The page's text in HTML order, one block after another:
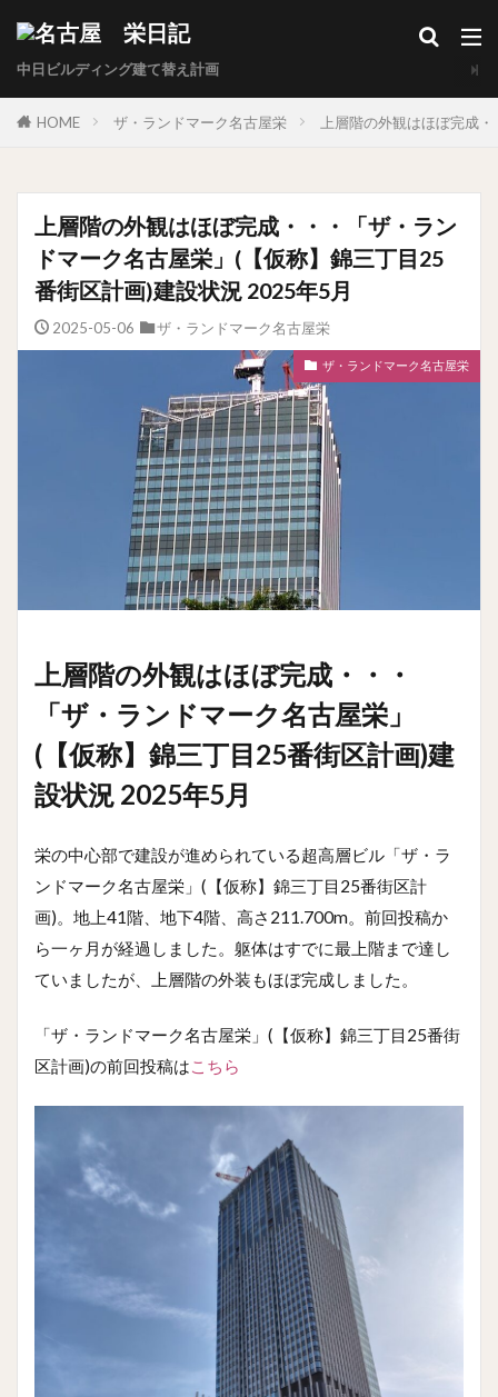
中日ビルディング建て替え計画
HOME ザ・ランドマーク名古屋栄 上層階の外観はほぼ完成
上層階の外観はほぼ完成・・・「ザ・ラン
ドマーク名古屋栄」(【仮称】錦三丁目25
番街区計画)建設状況 2025年5月
2025-05-06 ザ・ランドマーク名古屋栄
ザ・ランドマーク名古屋栄
上層階の外観はほぼ完成・・・
「ザ・ランドマーク名古屋栄」
(【仮称】錦三丁目25番街区計画)建
設状況 2025年5月
栄の中心部で建設が進められている超高層ビル「ザ・ラ
ンドマーク名古屋栄」(【仮称】錦三丁目25番街区計
画)。地上41階、地下4階、高さ211.700m。前回投稿か
ら一ヶ月が経過しました。躯体はすでに最上階まで達し
ていましたが、上層階の外装もほぼ完成しました。
「ザ・ランドマーク名古屋栄」(【仮称】錦三丁目25番街
区計画)の前回投稿は こちら